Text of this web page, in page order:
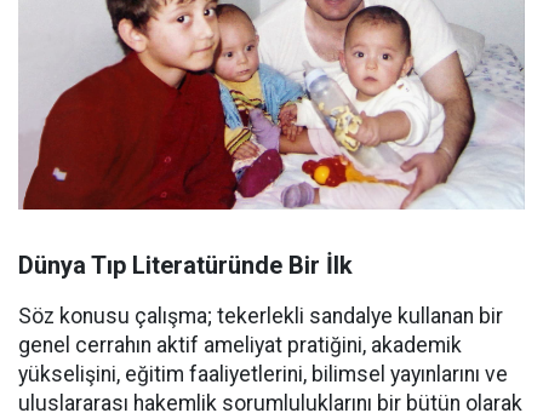
Dünya Tıp Literatüründe Bir İlk
Söz konusu çalışma; tekerlekli sandalye kullanan bir
genel cerrahın aktif ameliyat pratiğini, akademik
yükselişini, eğitim faaliyetlerini, bilimsel yayınlarını ve
uluslararası hakemlik sorumluluklarını bir bütün olarak